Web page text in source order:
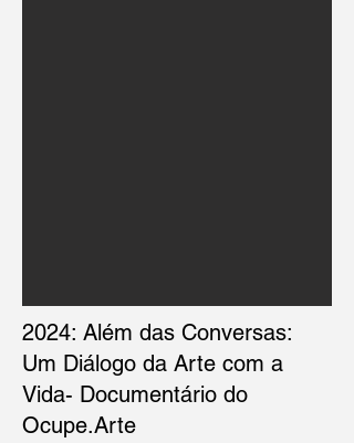
2024: Além das Conversas:
Um Diálogo da Arte com a
Vida- Documentário do
Ocupe.Arte